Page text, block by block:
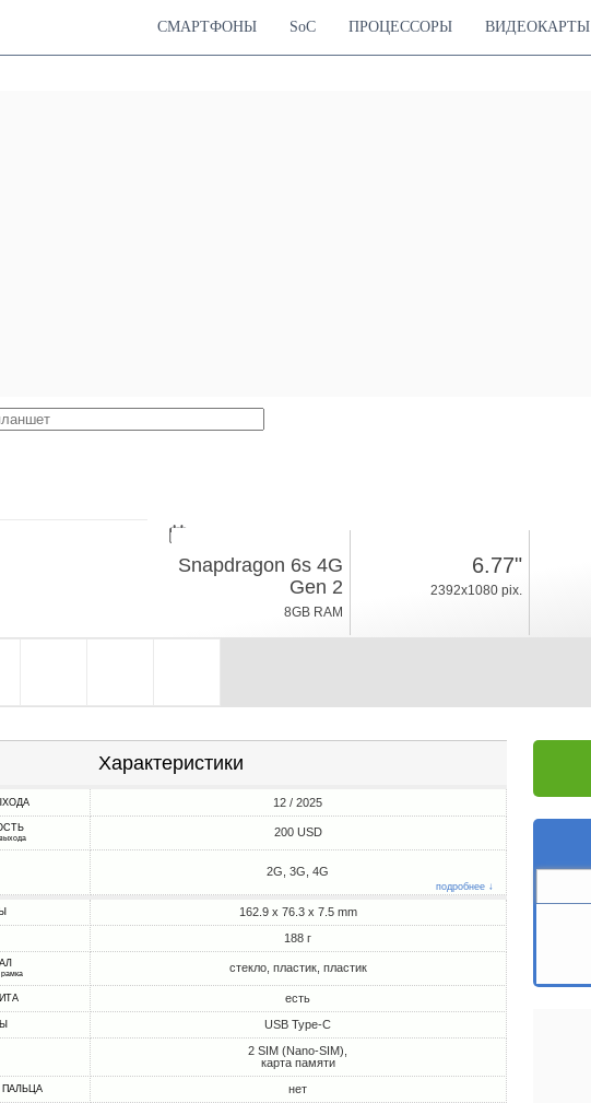
СМАРТФОНЫ SoC ПРОЦЕССОРЫ ВИДЕОКАРТЫ
188г, толщина 7.5mm
128/256GB ROM
Snapdragon 6s 4G
Gen 2
8GB RAM
6.77"
2392x1080 pix.
Характеристики
12 / 2025
200 USD
2G, 3G, 4G
подробнее ↓
162.9 x 76.3 x 7.5 mm
188 г
рамка стекло, пластик, пластик
есть
USB Type-C
2 SIM (Nano-SIM),
карта памяти
ПАЛЬЦА нет